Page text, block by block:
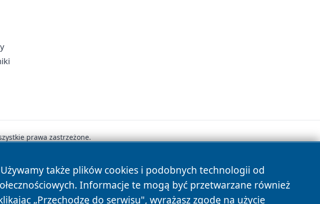
także plików cookies i podobnych technologii od
Informacje te mogą być przetwarzane również
„Przechodzę do serwisu", wyrażasz zgodę na użycie
prawa zastrzeżone.
Polityka Cookies